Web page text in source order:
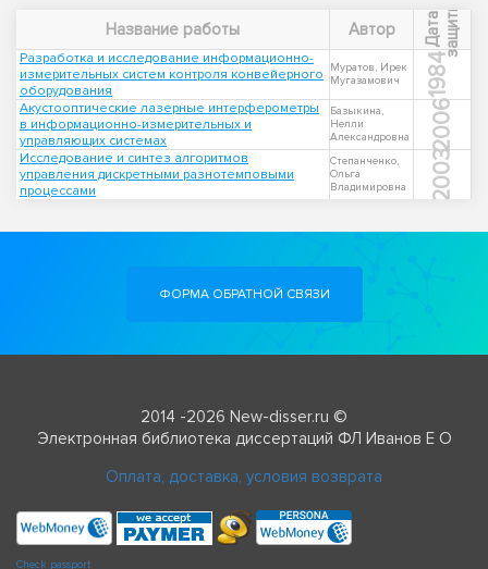
Название работы Автор Д
а
т
а
з
а
щ
и
т ы
Разработка и исследование информационно-
измерительных систем контроля конвейерного
оборудования
Муратов, Ирек
Мугазамович
1984
Акустооптические лазерные интерферометры
в информационно-измерительных и
управляющих системах
Базыкина,
Нелли
Александровна
2006
Исследование и синтез алгоритмов
управления дискретными разнотемповыми
процессами
Степанченко,
Ольга
Владимировна
2003
ФОРМА ОБРАТНОЙ СВЯЗИ
2014 -2026 New-disser.ru ©
Электронная библиотека диссертаций ФЛ Иванов Е О
Оплата, доставка, условия возврата
Check passport